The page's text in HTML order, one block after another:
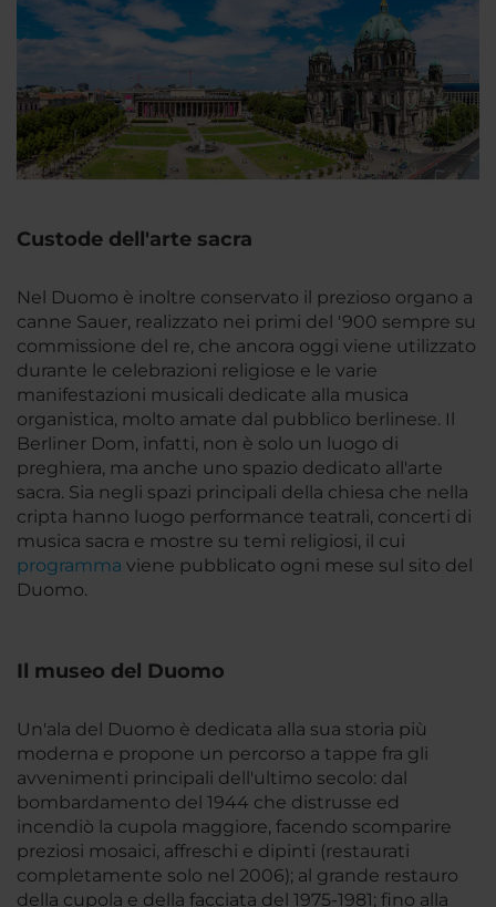
Custode dell'arte sacra
Nel Duomo è inoltre conservato il prezioso organo a
canne Sauer, realizzato nei primi del '900 sempre su
commissione del re, che ancora oggi viene utilizzato
durante le celebrazioni religiose e le varie
manifestazioni musicali dedicate alla musica
organistica, molto amate dal pubblico berlinese. Il
Berliner Dom, infatti, non è solo un luogo di
preghiera, ma anche uno spazio dedicato all'arte
sacra. Sia negli spazi principali della chiesa che nella
cripta hanno luogo performance teatrali, concerti di
musica sacra e mostre su temi religiosi, il cui
programma viene pubblicato ogni mese sul sito del
Duomo.
Il museo del Duomo
Un'ala del Duomo è dedicata alla sua storia più
moderna e propone un percorso a tappe fra gli
avvenimenti principali dell'ultimo secolo: dal
bombardamento del 1944 che distrusse ed
incendiò la cupola maggiore, facendo scomparire
preziosi mosaici, affreschi e dipinti (restaurati
completamente solo nel 2006); al grande restauro
della cupola e della facciata del 1975-1981; fino alla